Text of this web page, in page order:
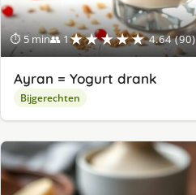
⏱ 5 min👥 1★★★★★ 4.64 (90)
Ayran = Yogurt drank
Bijgerechten